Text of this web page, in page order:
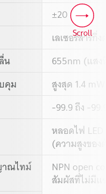
±20 mm
เลเซอร์สารกึ่
น
655nm (แสง
คุม
สูงสุด 1.4
-99.9 ถึง -
หลอดไฟ
(ความสูงขอ
ณไทม์ NPN open
สัมผัสที่ไม่มีแ
Scroll